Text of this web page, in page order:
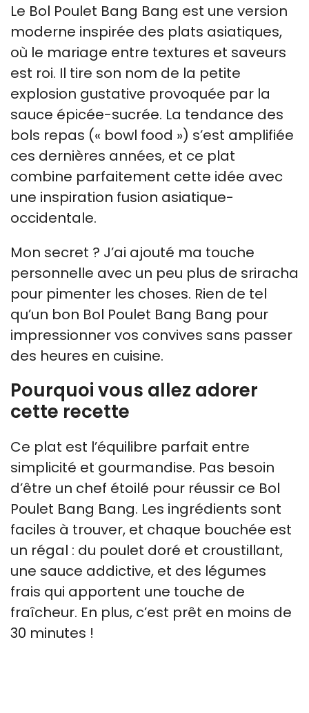
Le Bol Poulet Bang Bang est une version
moderne inspirée des plats asiatiques,
où le mariage entre textures et saveurs
est roi. Il tire son nom de la petite
explosion gustative provoquée par la
sauce épicée-sucrée. La tendance des
bols repas (« bowl food ») s’est amplifiée
ces dernières années, et ce plat
combine parfaitement cette idée avec
une inspiration fusion asiatique-
occidentale.
Mon secret ? J’ai ajouté ma touche
personnelle avec un peu plus de sriracha
pour pimenter les choses. Rien de tel
qu’un bon Bol Poulet Bang Bang pour
impressionner vos convives sans passer
des heures en cuisine.
Pourquoi vous allez adorer
cette recette
Ce plat est l’équilibre parfait entre
simplicité et gourmandise. Pas besoin
d’être un chef étoilé pour réussir ce Bol
Poulet Bang Bang. Les ingrédients sont
faciles à trouver, et chaque bouchée est
un régal : du poulet doré et croustillant,
une sauce addictive, et des légumes
frais qui apportent une touche de
fraîcheur. En plus, c’est prêt en moins de
30 minutes !